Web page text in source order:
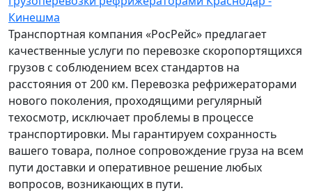
Кинешма
Транспортная компания «РосРейс» предлагает
качественные услуги по перевозке скоропортящихся
грузов с соблюдением всех стандартов на
расстояния от 200 км. Перевозка рефрижераторами
нового поколения, проходящими регулярный
техосмотр, исключает проблемы в процессе
транспортировки. Мы гарантируем сохранность
вашего товара, полное сопровождение груза на всем
пути доставки и оперативное решение любых
вопросов, возникающих в пути.